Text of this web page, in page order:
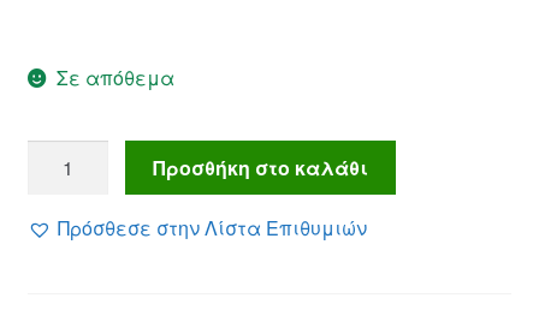
Σε απόθεμα
POWERTECH
βάση
γραφείου
οθόνης
Προσθήκη στο καλάθι
Πρόσθεσε στην Λίστα Επιθυμιών